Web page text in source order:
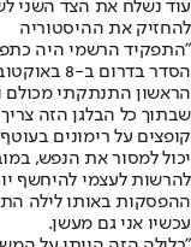
עוד נשלח את הצד השני
להחזיק את ההיסטוריה
הסדר
הראשון התנתקתי מכולם
שבתוך כל הבלגן הזה
קופצים על רימונים
יכול למסור את הנפש,
להרשות לעצמי להיחשף
ההפסקות באותו לילה
עכשיו אני גם מעשן.